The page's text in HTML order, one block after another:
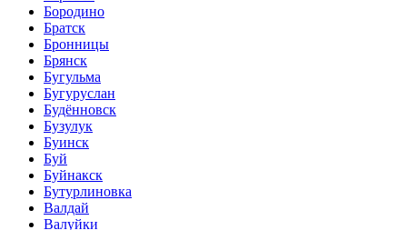
Бородино
Братск
Бронницы
Брянск
Бугульма
Бугуруслан
Будённовск
Бузулук
Буинск
Буй
Буйнакск
Бутурлиновка
Валдай
Валуйки